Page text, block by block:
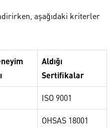
aşağıdaki kriterler
Aldığı
Sertifikalar
ISO 9001
OHSAS 18001